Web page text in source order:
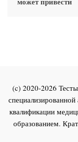
(c) 2020-2026
квалификации
образованием.